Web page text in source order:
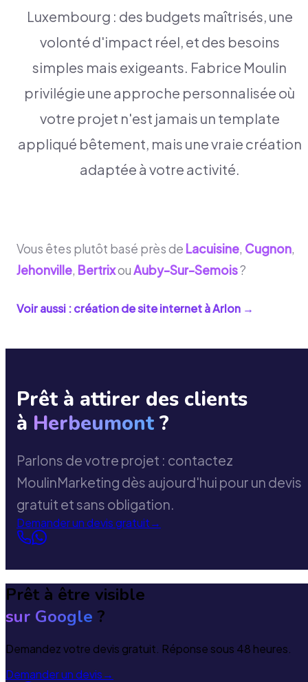
Luxembourg : des budgets maîtrisés, une
volonté d'impact réel, et des besoins
simples mais exigeants. Fabrice Moulin
privilégie une approche personnalisée où
votre projet n'est jamais un template
appliqué bêtement, mais une vraie création
adaptée à votre activité.
Vous êtes plutôt basé près de Lacuisine, Cugnon,
Jehonville, BertrixouAuby-Sur-Semois?
Voir aussi : création de site internet àArlon →
Prêt à attirer des clients
à Herbeumont ?
Parlons de votre projet : contactez
MoulinMarketing dès aujourd'hui pour un devis
gratuit et sans obligation.
Demander un devis gratuit→
Prêt à être visible
sur Google ?
Demandez votre devis gratuit. Réponse sous 48 heures.
Demander un devis→